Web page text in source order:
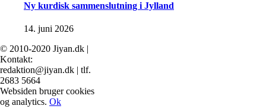
Ny kurdisk sammenslutning i Jylland
14. juni 2026
© 2010-2020 Jiyan.dk |
Kontakt:
redaktion@jiyan.dk | tlf.
2683 5664
facebook
twitter
Websiden bruger cookies
og analytics. Ok